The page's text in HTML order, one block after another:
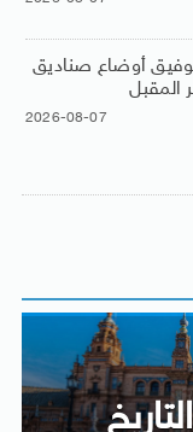
توفيق أوضاع صناديق
2026-08-07